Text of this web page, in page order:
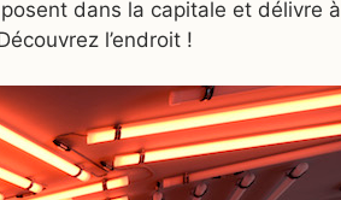
dans la capitale et délivre à
l’endroit !